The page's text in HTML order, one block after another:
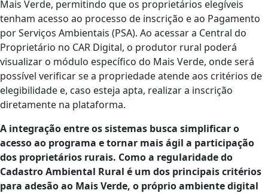
Mais Verde, permitindo que os proprietários elegíveis
tenham acesso ao processo de inscrição e ao Pagamento
por Serviços Ambientais (PSA). Ao acessar a Central do
Proprietário no CAR Digital, o produtor rural poderá
visualizar o módulo específico do Mais Verde, onde será
possível verificar se a propriedade atende aos critérios de
elegibilidade e, caso esteja apta, realizar a inscrição
diretamente na plataforma.
A integração entre os sistemas busca simplificar o
acesso ao programa e tornar mais ágil a participação
dos proprietários rurais. Como a regularidade do
Cadastro Ambiental Rural é um dos principais critérios
para adesão ao Mais Verde, o próprio ambiente digital